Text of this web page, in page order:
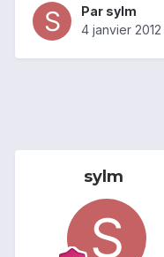
Par sylm
4 janvier 2012
sylm